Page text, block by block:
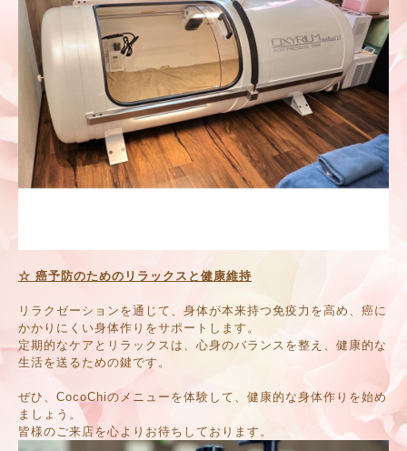
☆ 癌予防のためのリラックスと健康維持
リラクゼーションを通じて、身体が本来持つ免疫力を高め、癌に
かかりにくい身体作りをサポートします。
定期的なケアとリラックスは、心身のバランスを整え、健康的な
生活を送るための鍵です。
ぜひ、CocoChiのメニューを体験して、健康的な身体作りを始め
ましょう。
皆様のご来店を心よりお待ちしております。